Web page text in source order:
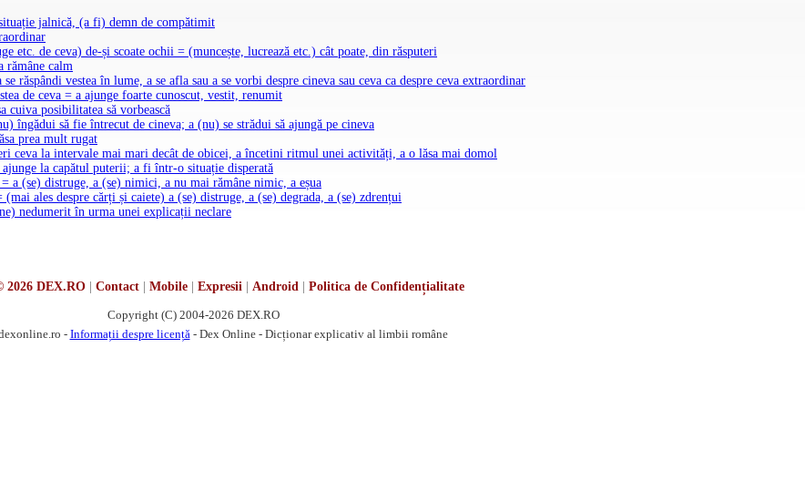
jalnică, (a fi) demn de compătimit
etc. de ceva) de-și scoate ochii = (muncește, lucrează etc.) cât poate, din răsputeri
rămâne calm
răspândi vestea în lume, a se afla sau a se vorbi despre cineva sau ceva ca despre ceva extraordinar
de ceva = a ajunge foarte cunoscut, vestit, renumit
cuiva posibilitatea să vorbească
îngădui să fie întrecut de cineva; a (nu) se strădui să ajungă pe cineva
prea mult rugat
ceva la intervale mai mari decât de obicei, a încetini ritmul unei activități, a o lăsa mai domol
la capătul puterii; a fi într-o situație disperată
a (se) distruge, a (se) nimici, a nu mai rămâne nimic, a eșua
ales despre cărți și caiete) a (se) distruge, a (se) degrada, a (se) zdrențui
nedumerit în urma unei explicații neclare
2026 DEX.RO Contact Mobile Expresii Android Politica de Confidențialitate
Copyright (C) 2004-2026 DEX.RO
-Informații despre licență- Dex Online - Dicționar explicativ al limbii române